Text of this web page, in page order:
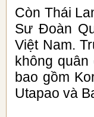
Còn Thái
Sư Đoàn
Việt Nam.
không
bao gồm
Utapao và